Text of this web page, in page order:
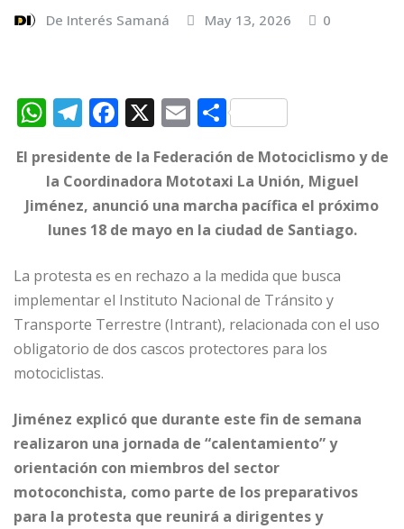
De Interés Samaná May 13, 2026 0
W
at
s
A
p
T
e
g
ra
F
c
e
b
o
k
X E
ai
l
C
m
p
ar
r
El presidente de la Federación de Motociclismo y de
la Coordinadora Mototaxi La Unión, Miguel
Jiménez, anunció una marcha pacífica el próximo
lunes 18 de mayo en la ciudad de Santiago.
La protesta es en rechazo a la medida que busca
implementar el Instituto Nacional de Tránsito y
Transporte Terrestre (Intrant), relacionada con el uso
obligatorio de dos cascos protectores para los
motociclistas.
Jiménez explicó que durante este fin de semana
realizaron una jornada de “calentamiento” y
orientación con miembros del sector
motoconchista, como parte de los preparativos
para la protesta que reunirá a dirigentes y